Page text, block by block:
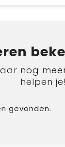
nog
helpen je!
gevonden.